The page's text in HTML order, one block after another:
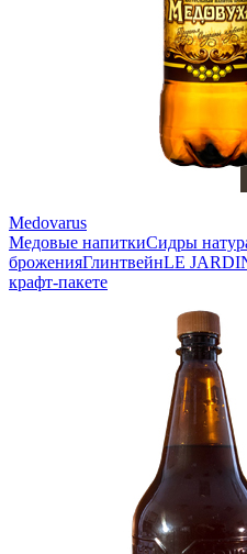
Medovarus
Медовые напиткиСидры
броженияГлинтвейнLE
крафт-пакете